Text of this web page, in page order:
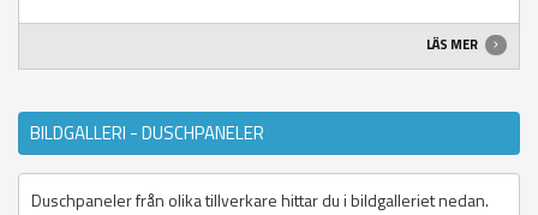
LÄS MER
BILDGALLERI - DUSCHPANELER
Duschpaneler från olika tillverkare hittar du i bildgalleriet nedan.